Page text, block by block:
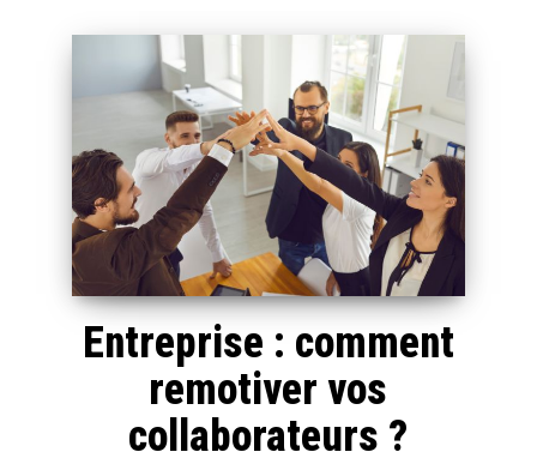
Entreprise : comment
remotiver vos
collaborateurs ?